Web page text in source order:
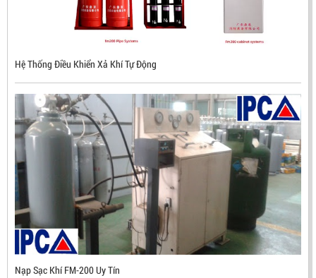
ĐẦU BÁO LỬA CHỐNG NỔ CHỐNG NƯỚC UV/IR- UX300
NHẬP KHẨU HÀN QUỐC
LIÊN HỆ
Mã sản phẩm: UX300
Hệ Thống Điều Khiển Xả Khí Tự Động
Nạp Sạc Khí FM-200 Uy Tín